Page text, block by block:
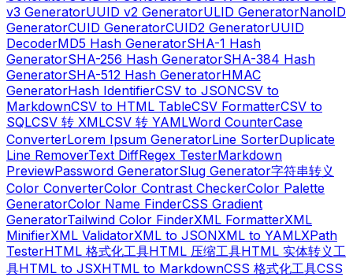
v3 GeneratorUUID v2 GeneratorULID GeneratorNanoID
GeneratorCUID GeneratorCUID2 GeneratorUUID
DecoderMD5 Hash GeneratorSHA-1 Hash
GeneratorSHA-256 Hash GeneratorSHA-384 Hash
GeneratorSHA-512 Hash GeneratorHMAC
GeneratorHash IdentifierCSV to JSONCSV to
MarkdownCSV to HTML TableCSV FormatterCSV to
SQLCSV 转 XMLCSV 转 YAMLWord CounterCase
ConverterLorem Ipsum GeneratorLine SorterDuplicate
Line RemoverText DiffRegex TesterMarkdown
PreviewPassword GeneratorSlug Generator字符串转义
Color ConverterColor Contrast CheckerColor Palette
GeneratorColor Name FinderCSS Gradient
GeneratorTailwind Color FinderXML FormatterXML
MinifierXML ValidatorXML to JSONXML to YAMLXPath
TesterHTML 格式化工具HTML 压缩工具HTML 实体转义工
具HTML to JSXHTML to MarkdownCSS 格式化工具CSS